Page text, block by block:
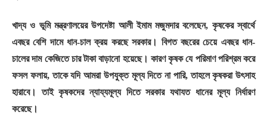
খাদ্য ও ভূমি মন্ত্রণালয়ের উপদেষ্টা আলী ইমাম মজুমদার বলেছেন, কৃষকের স্বার্থে
এবছর বেশি দামে ধান-চাল ক্রয় করছে সরকার। বিগত বছরের চেয়ে এবছর ধান-
চালের দাম কেজিতে চার টাকা বাড়ানো হয়েছে। কারণ কৃষক যে পরিমাণ পরিশ্রম করে
ফসল ফলায়, তাকে যদি আমরা উপযুক্ত মূল্য দিতে না পারি, তাহলে কৃষকরা উৎসাহ
হারাবে। তাই কৃষকদের ন্যায্যমূল্য দিতে সরকার যথাযত ধানের মূল্য নির্ধারণ
করেছে।